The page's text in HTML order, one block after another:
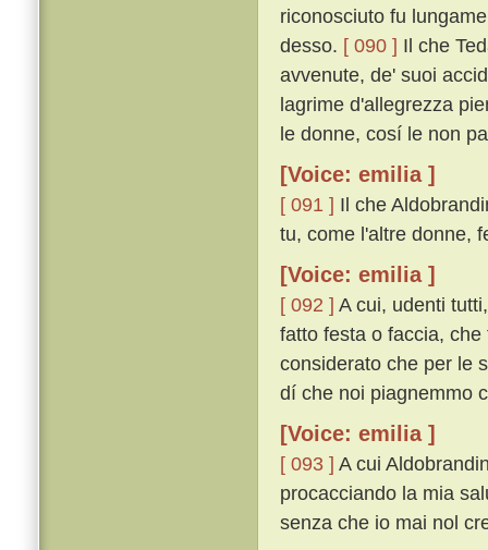
riconosciuto fu
desso. [ 090 ] Il che
avvenute, de' suoi
lagrime d'allegrezza
le donne, cosí le non
[Voice: emilia ]
[ 091 ] Il che
tu, come l'altre donne,
[Voice: emilia ]
[ 092 ] A cui, udenti
fatto festa o faccia,
considerato che per le
dí che noi piagnemmo
[Voice: emilia ]
[ 093 ] A cui
procacciando la mia
senza che io mai nol